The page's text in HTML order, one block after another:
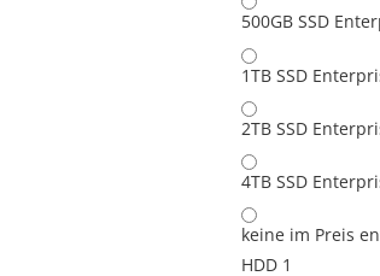
500GB SSD
1TB SSD
2TB SSD
4TB SSD
keine im Preis
HDD 1